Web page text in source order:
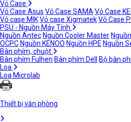
Vỏ Case
Vỏ Case Asus Vỏ Case SAMA Vỏ Case
Vỏ case MIKVỏ case XigmatekVỏ Case
PSU - Nguồn Máy Tính
Nguồn Antec Nguồn Cooler Master
OCPC Nguồn KENOO Nguồn HPE Nguồn
Bàn phím, chuột
Bàn phím Fulhen Bàn phím Dell Bộ bàn
Loa
Loa Microlab
Thiết bị văn phòng